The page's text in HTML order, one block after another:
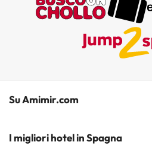
Su Amimir.com
Il Nostro Team
I migliori hotel in Spagna